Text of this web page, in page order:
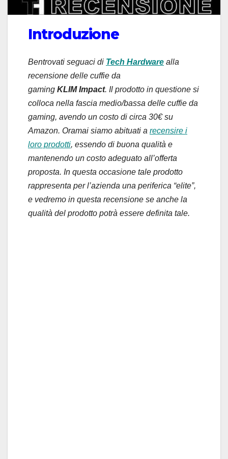
Introduzione
Bentrovati seguaci di Tech Hardware alla
recensione delle cuffie da
gaming KLIM Impact. Il prodotto in questione si
colloca nella fascia medio/bassa delle cuffie da
gaming, avendo un costo di circa 30€ su
Amazon. Oramai siamo abituati a recensire i
loro prodotti, essendo di buona qualità e
mantenendo un costo adeguato all’offerta
proposta. In questa occasione tale prodotto
rappresenta per l’azienda una periferica “elite”,
e vedremo in questa recensione se anche la
qualità del prodotto potrà essere definita tale.